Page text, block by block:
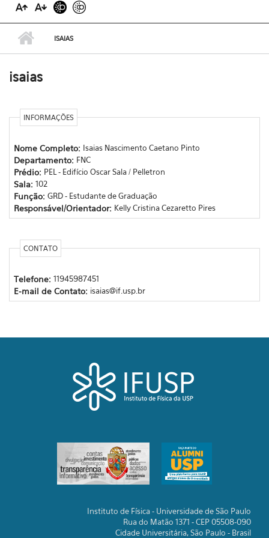
ISAIAS
isaias
INFORMAÇÕES
Nome Completo: Isaias Nascimento Caetano Pinto
Departamento: FNC
Prédio: PEL - Edifício Oscar Sala / Pelletron
Sala: 102
Função: GRD - Estudante de Graduação
Responsável/Orientador: Kelly Cristina Cezaretto Pires
CONTATO
Telefone: 11945987451
E-mail de Contato: isaias@if.usp.br
Instituto de Física - Universidade de São Paulo
Rua do Matão 1371 - CEP 05508-090
Cidade Universitária, São Paulo - Brasil